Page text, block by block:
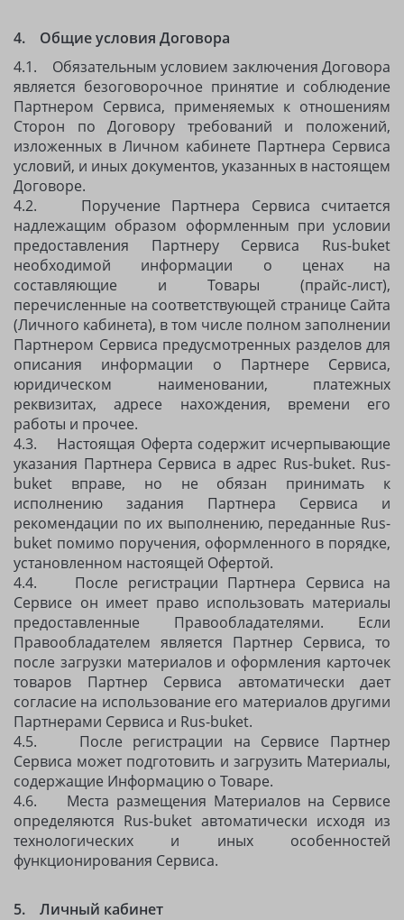
4. Общие условия Договора
4.1. Обязательным условием заключения Договора
является безоговорочное принятие и соблюдение
Партнером Сервиса, применяемых к отношениям
Сторон по Договору требований и положений,
изложенных в Личном кабинете Партнера Сервиса
условий, и иных документов, указанных в настоящем
Договоре.
4.2. Поручение Партнера Сервиса считается
надлежащим образом оформленным при условии
предоставления Партнеру Сервиса Rus-buket
необходимой информации о ценах на
составляющие и Товары (прайс-лист),
перечисленные на соответствующей странице Сайта
(Личного кабинета), в том числе полном заполнении
Партнером Сервиса предусмотренных разделов для
описания информации о Партнере Сервиса,
юридическом наименовании, платежных
реквизитах, адресе нахождения, времени его
работы и прочее.
4.3. Настоящая Оферта содержит исчерпывающие
указания Партнера Сервиса в адрес Rus-buket. Rus-
buket вправе, но не обязан принимать к
исполнению задания Партнера Сервиса и
рекомендации по их выполнению, переданные Rus-
buket помимо поручения, оформленного в порядке,
установленном настоящей Офертой.
4.4. После регистрации Партнера Сервиса на
Сервисе он имеет право использовать материалы
предоставленные Правообладателями. Если
Правообладателем является Партнер Сервиса, то
после загрузки материалов и оформления карточек
товаров Партнер Сервиса автоматически дает
согласие на использование его материалов другими
Партнерами Сервиса и Rus-buket.
4.5. После регистрации на Сервисе Партнер
Сервиса может подготовить и загрузить Материалы,
содержащие Информацию о Товаре.
4.6. Места размещения Материалов на Сервисе
определяются Rus-buket автоматически исходя из
технологических и иных особенностей
функционирования Сервиса.
5. Личный кабинет